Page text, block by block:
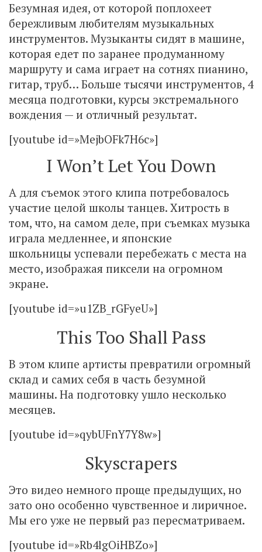
Безумная идея, от которой поплохеет
бережливым любителям музыкальных
инструментов. Музыканты сидят в машине,
которая едет по заранее продуманному
маршруту и сама играет на сотнях пианино,
гитар, труб… Больше тысячи инструментов, 4
месяца подготовки, курсы экстремального
вождения — и отличный результат.
[youtube id=»MejbOFk7H6c»]
I Won’t Let You Down
А для съемок этого клипа потребовалось
участие целой школы танцев. Хитрость в
том, что, на самом деле, при съемках музыка
играла медленнее, и японские
школьницы успевали перебежать с места на
место, изображая пиксели на огромном
экране.
[youtube id=»u1ZB_rGFyeU»]
This Too Shall Pass
В этом клипе артисты превратили огромный
склад и самих себя в часть безумной
машины. На подготовку ушло несколько
месяцев.
[youtube id=»qybUFnY7Y8w»]
Skyscrapers
Это видео немного проще предыдущих, но
зато оно особенно чувственное и лиричное.
Мы его уже не первый раз пересматриваем.
[youtube id=»Rb4lgOiHBZo»]